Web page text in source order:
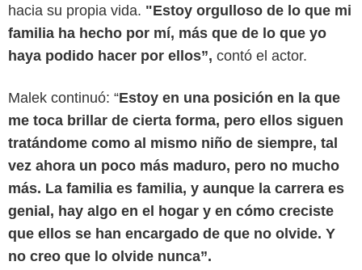
hacia su propia vida. "Estoy orgulloso de lo que mi
familia ha hecho por mí, más que de lo que yo
haya podido hacer por ellos”, contó el actor.
Malek continuó: “Estoy en una posición en la que
me toca brillar de cierta forma, pero ellos siguen
tratándome como al mismo niño de siempre, tal
vez ahora un poco más maduro, pero no mucho
más. La familia es familia, y aunque la carrera es
genial, hay algo en el hogar y en cómo creciste
que ellos se han encargado de que no olvide. Y
no creo que lo olvide nunca”.
The Handbook